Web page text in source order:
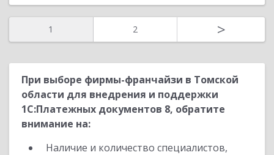
1 2 >
При выборе фирмы-франчайзи в Томской
области для внедрения и поддержки
1С:Платежных документов 8, обратите
внимание на:
Наличие и количество специалистов,